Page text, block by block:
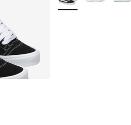
- [5 sur 5 étoiles], 1 commentaires